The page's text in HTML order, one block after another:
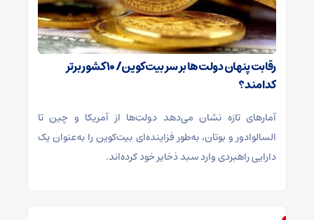
رقابت پنهان دولت‌ها بر سر بیت‌کوین/ ۱۰ کشور برتر
کدامند؟
آمارهای تازه نشان می‌دهد دولت‌ها از آمریکا و چین تا
السالوادور و بوتان، به‌طور فزاینده‌ای بیت‌کوین را به‌عنوان یک
دارایی راهبردی وارد سبد ذخایر خود کرده‌اند.